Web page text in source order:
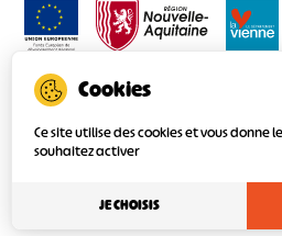
Ce site utilise des cookies et vous donne
souhaitez activer
JE CHOISIS